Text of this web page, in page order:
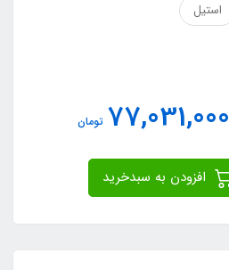
استیل
77,031,000 تومان